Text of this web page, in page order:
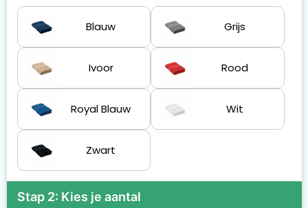
Blauw Grijs
Ivoor Rood
Royal Blauw Wit
Zwart
Stap 2: Kies je aantal